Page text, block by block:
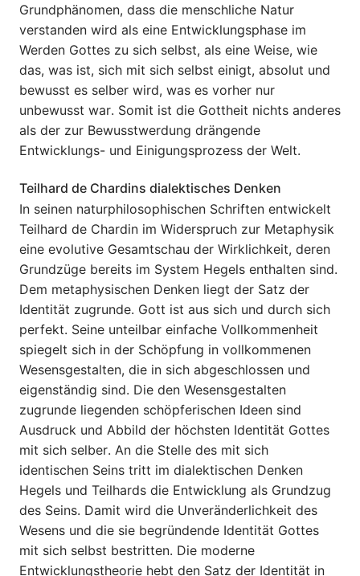
Grundphänomen, dass die menschliche Natur
verstanden wird als eine Entwicklungsphase im
Werden Gottes zu sich selbst, als eine Weise, wie
das, was ist, sich mit sich selbst einigt, absolut und
bewusst es selber wird, was es vorher nur
unbewusst war. Somit ist die Gottheit nichts anderes
als der zur Bewusstwerdung drängende
Entwicklungs- und Einigungsprozess der Welt.
Teilhard de Chardins dialektisches Denken
In seinen naturphilosophischen Schriften entwickelt
Teilhard de Chardin im Widerspruch zur Metaphysik
eine evolutive Gesamtschau der Wirklichkeit, deren
Grundzüge bereits im System Hegels enthalten sind.
Dem metaphysischen Denken liegt der Satz der
Identität zugrunde. Gott ist aus sich und durch sich
perfekt. Seine unteilbar einfache Vollkommenheit
spiegelt sich in der Schöpfung in vollkommenen
Wesensgestalten, die in sich abgeschlossen und
eigenständig sind. Die den Wesensgestalten
zugrunde liegenden schöpferischen Ideen sind
Ausdruck und Abbild der höchsten Identität Gottes
mit sich selber. An die Stelle des mit sich
identischen Seins tritt im dialektischen Denken
Hegels und Teilhards die Entwicklung als Grundzug
des Seins. Damit wird die Unveränderlichkeit des
Wesens und die sie begründende Identität Gottes
mit sich selbst bestritten. Die moderne
Entwicklungstheorie hebt den Satz der Identität in